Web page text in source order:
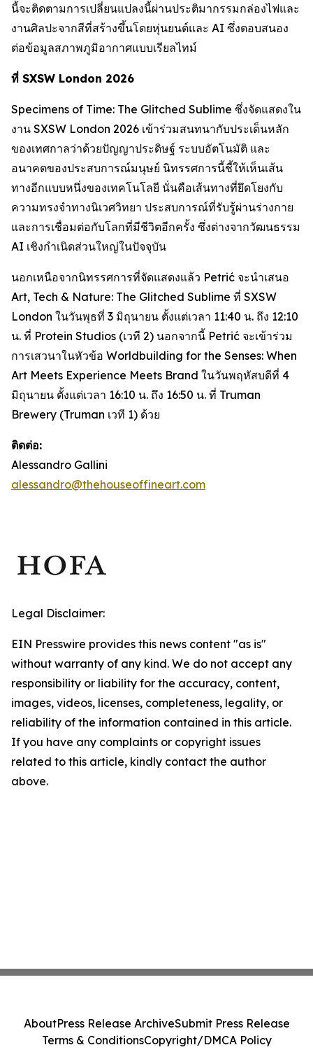
นี้จะติดตามการเปลี่ยนแปลงนี้ผ่านประติมากรรมกล่องไฟและ
งานศิลปะจากสีที่สร้างขึ้นโดยหุ่นยนต์และ AI ซึ่งตอบสนอง
ต่อข้อมูลสภาพภูมิอากาศแบบเรียลไทม์
ที่ SXSW London 2026
Specimens of Time: The Glitched Sublime ซึ่งจัดแสดงใน
งาน SXSW London 2026 เข้าร่วมสนทนากับประเด็นหลัก
ของเทศกาลว่าด้วยปัญญาประดิษฐ์ ระบบอัตโนมัติ และ
อนาคตของประสบการณ์มนุษย์ นิทรรศการนี้ชี้ให้เห็นเส้น
ทางอีกแบบหนึ่งของเทคโนโลยี นั่นคือเส้นทางที่ยึดโยงกับ
ความทรงจำทางนิเวศวิทยา ประสบการณ์ที่รับรู้ผ่านร่างกาย
และการเชื่อมต่อกับโลกที่มีชีวิตอีกครั้ง ซึ่งต่างจากวัฒนธรรม
AI เชิงกำเนิดส่วนใหญ่ในปัจจุบัน
นอกเหนือจากนิทรรศการที่จัดแสดงแล้ว Petrić จะนำเสนอ
Art, Tech & Nature: The Glitched Sublime ที่ SXSW
London ในวันพุธที่ 3 มิถุนายน ตั้งแต่เวลา 11:40 น. ถึง 12:10
น. ที่ Protein Studios (เวที 2) นอกจากนี้ Petrić จะเข้าร่วม
การเสวนาในหัวข้อ Worldbuilding for the Senses: When
Art Meets Experience Meets Brand ในวันพฤหัสบดีที่ 4
มิถุนายน ตั้งแต่เวลา 16:10 น. ถึง 16:50 น. ที่ Truman
Brewery (Truman เวที 1) ด้วย
ติดต่อ:
Alessandro Gallini
alessandro@thehouseoffineart.com
Legal Disclaimer:
EIN Presswire provides this news content "as is"
without warranty of any kind. We do not accept any
responsibility or liability for the accuracy, content,
images, videos, licenses, completeness, legality, or
reliability of the information contained in this article.
If you have any complaints or copyright issues
related to this article, kindly contact the author
above.
AboutPress Release ArchiveSubmit Press Release
Terms & ConditionsCopyright/DMCA Policy